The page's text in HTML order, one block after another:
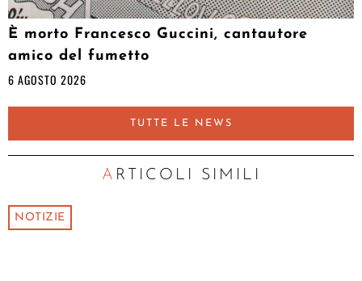
È morto Francesco Guccini, cantautore
amico del fumetto
6 AGOSTO 2026
TUTTE LE NEWS
ARTICOLI SIMILI
NOTIZIE